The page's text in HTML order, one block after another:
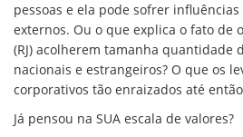
pessoas e ela pode sofrer
externos. Ou o que explica o fato de
(RJ) acolherem tamanha quantidade
nacionais e estrangeiros? O que os
corporativos tão enraizados até
Já pensou na SUA escala de valores?